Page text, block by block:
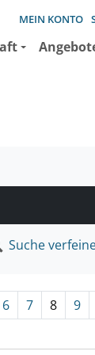
MEIN KONTO
Suche
6 7 8 9